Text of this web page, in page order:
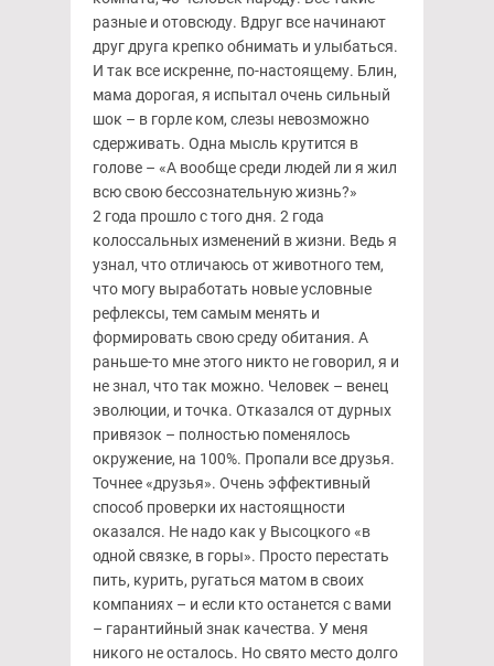
разные и отовсюду. Вдруг все начинают
друг друга крепко обнимать и улыбаться.
И так все искренне, по-настоящему. Блин,
мама дорогая, я испытал очень сильный
шок – в горле ком, слезы невозможно
сдерживать. Одна мысль крутится в
голове – «А вообще среди людей ли я жил
всю свою бессознательную жизнь?»
2 года прошло с того дня. 2 года
колоссальных изменений в жизни. Ведь я
узнал, что отличаюсь от животного тем,
что могу выработать новые условные
рефлексы, тем самым менять и
формировать свою среду обитания. А
раньше-то мне этого никто не говорил, я и
не знал, что так можно. Человек – венец
эволюции, и точка. Отказался от дурных
привязок – полностью поменялось
окружение, на 100%. Пропали все друзья.
Точнее «друзья». Очень эффективный
способ проверки их настоящности
оказался. Не надо как у Высоцкого «в
одной связке, в горы». Просто перестать
пить, курить, ругаться матом в своих
компаниях – и если кто останется с вами
– гарантийный знак качества. У меня
никого не осталось. Но свято место долго